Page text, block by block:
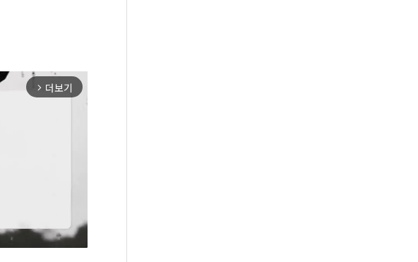
arrow_forward_ios 더보기